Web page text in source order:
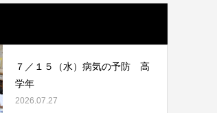
７／１５（水）病気の予防 高
学年
2026.07.27